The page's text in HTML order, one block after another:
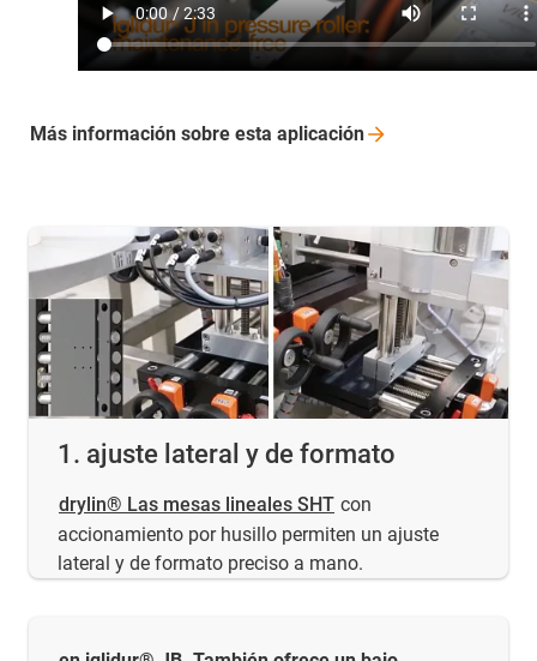
Más información sobre esta aplicación
1. ajuste lateral y de formato
drylin® Las mesas lineales SHT con
accionamiento por husillo permiten un ajuste
lateral y de formato preciso a mano.